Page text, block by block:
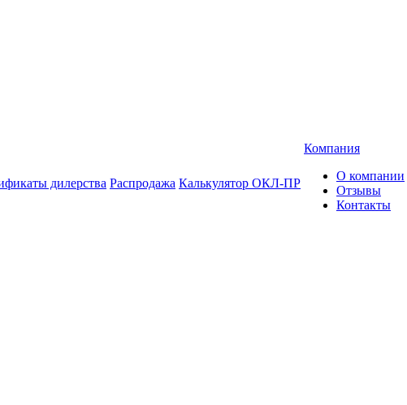
дилерства Распродажа Калькулятор ОКЛ-ПР
Компания
О компании
Отзывы
Контакты